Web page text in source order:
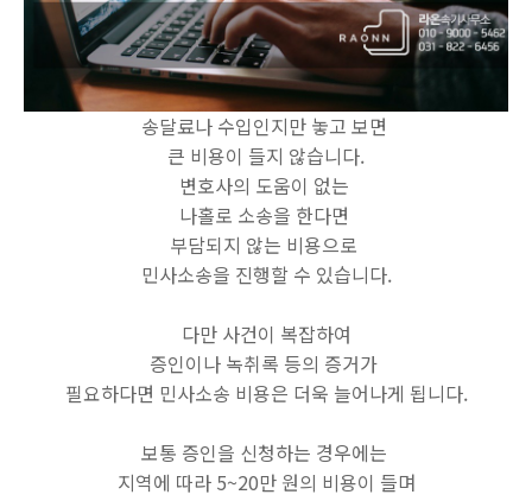
송달료나 수입인지만 놓고 보면
큰 비용이 들지 않습니다.
변호사의 도움이 없는
나홀로 소송을 한다면
부담되지 않는 비용으로
민사소송을 진행할 수 있습니다.
다만 사건이 복잡하여
증인이나 녹취록 등의 증거가
필요하다면 민사소송 비용은 더욱 늘어나게 됩니다.
보통 증인을 신청하는 경우에는
지역에 따라 5~20만 원의 비용이 들며